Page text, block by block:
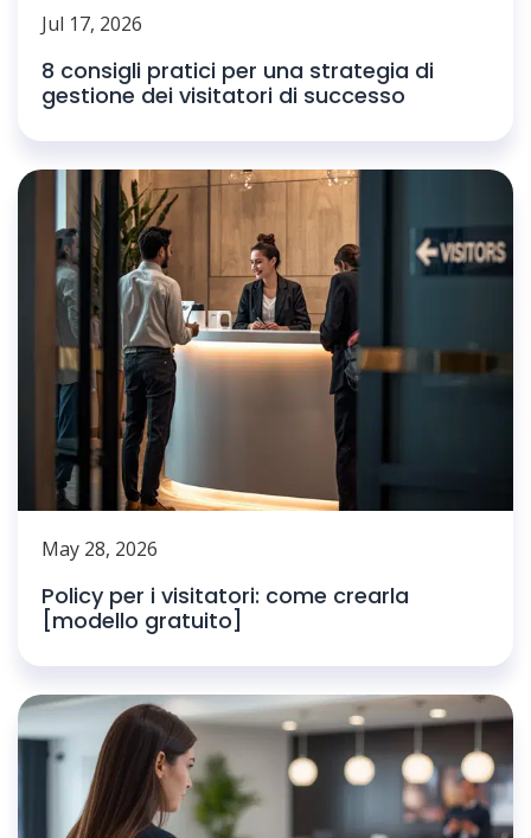
Jul 17, 2026
8 consigli pratici per una strategia di
gestione dei visitatori di successo
May 28, 2026
Policy per i visitatori: come crearla
[modello gratuito]